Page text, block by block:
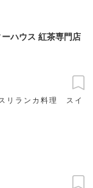
ハウス 紅茶専門店
リランカ料理 スイ